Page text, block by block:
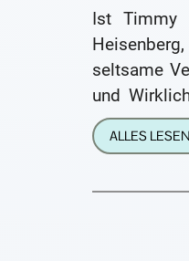
Ist Timmy
seltsame
und
den ersten
ALLES LESEN